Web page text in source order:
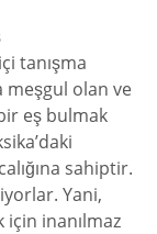
tanışma
meşgul olan ve
eş bulmak
sahiptir.
Yani,
inanılmaz